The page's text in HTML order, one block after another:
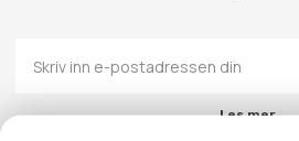
Les mer